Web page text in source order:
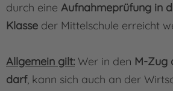
durch eine Aufnahmeprüfung in
Klasse der Mittelschule erreicht
Allgemein gilt: Wer in den M-Zug
darf, kann sich auch an der